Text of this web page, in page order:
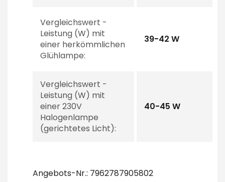
Vergleichswert -
Leistung (W) mit
einer herkömmlichen
Glühlampe:
39-42 W
Vergleichswert -
Leistung (W) mit
einer 230V
Halogenlampe
(gerichtetes Licht):
40-45 W
Angebots-Nr.: 7962787905802